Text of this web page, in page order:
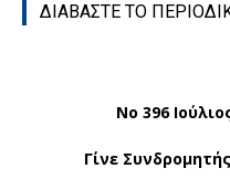
ΔΙΑΒΑΣΤΕ ΤΟ
No 396
Γίνε Συνδρομητής